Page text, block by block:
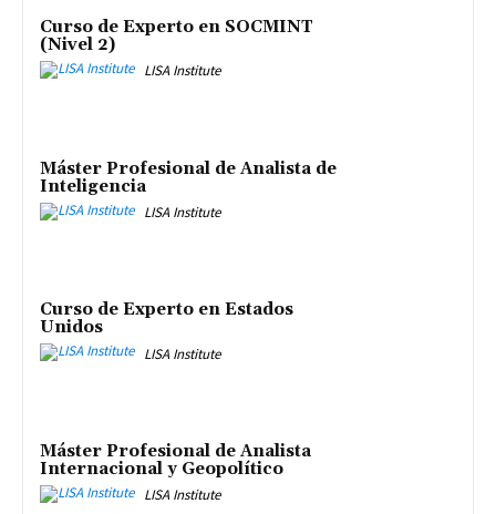
Curso de Experto en SOCMINT
(Nivel 2)
LISA Institute
Máster Profesional de Analista de
Inteligencia
LISA Institute
Curso de Experto en Estados
Unidos
LISA Institute
Máster Profesional de Analista
Internacional y Geopolítico
LISA Institute